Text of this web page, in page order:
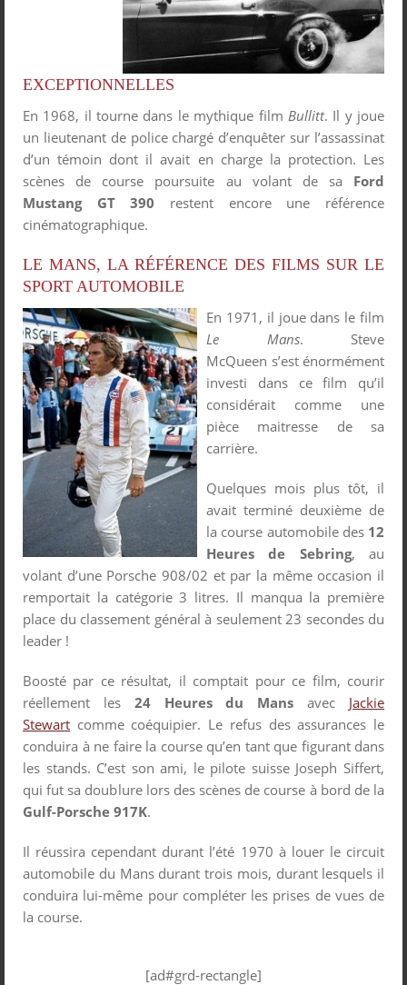
EXCEPTIONNELLES
En 1968, il tourne dans le mythique film Bullitt. Il y joue
un lieutenant de police chargé d’enquêter sur l’assassinat
d’un témoin dont il avait en charge la protection. Les
scènes de course poursuite au volant de sa Ford
Mustang GT 390 restent encore une référence
cinématographique.
LE MANS, LA RÉFÉRENCE DES FILMS SUR LE
SPORT AUTOMOBILE
En 1971, il joue dans le film
Le Mans. Steve
McQueen s’est énormément
investi dans ce film qu’il
considérait comme une
pièce maitresse de sa
carrière.
Quelques mois plus tôt, il
avait terminé deuxième de
la course automobile des 12
Heures de Sebring, au
volant d’une Porsche 908/02 et par la même occasion il
remportait la catégorie 3 litres. Il manqua la première
place du classement général à seulement 23 secondes du
leader !
Boosté par ce résultat, il comptait pour ce film, courir
réellement les 24 Heures du Mans avec Jackie
Stewart comme coéquipier. Le refus des assurances le
conduira à ne faire la course qu’en tant que figurant dans
les stands. C’est son ami, le pilote suisse Joseph Siffert,
qui fut sa doublure lors des scènes de course à bord de la
Gulf-Porsche 917K.
Il réussira cependant durant l’été 1970 à louer le circuit
automobile du Mans durant trois mois, durant lesquels il
conduira lui-même pour compléter les prises de vues de
la course.
[ad#grd-rectangle]